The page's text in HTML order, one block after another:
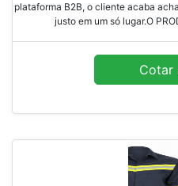
plataforma B2B, o cliente acaba
justo em um só lugar.O
Cotar